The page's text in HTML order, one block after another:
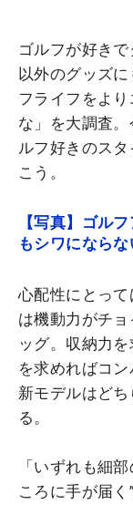
ゴルフが好き
以外のグッズ
フライフをよ
な」を大調査
ルフ好きのス
こう。
【写真】ゴル
もシワにならな
心配性にとっ
は機動力がチ
ッグ。収納力
を求めればコ
新モデルはど
る。
「いずれも細
ころに手が届